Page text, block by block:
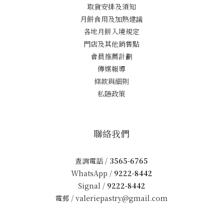
取貨安排及須知
月餅食用及加熱建議
各地月餅入境規定
門店及其他銷售點
會員推薦計劃
傳媒報導
條款與細則
私隱政策
聯絡我們
查詢電話 / 3565-6765
WhatsApp / 9222-8442
Signal / 9222-8442
電郵 / valeriepastry@gmail.com